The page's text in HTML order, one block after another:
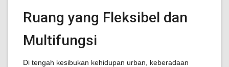
Ruang yang Fleksibel dan
Multifungsi
Di tengah kesibukan kehidupan urban, keberadaan